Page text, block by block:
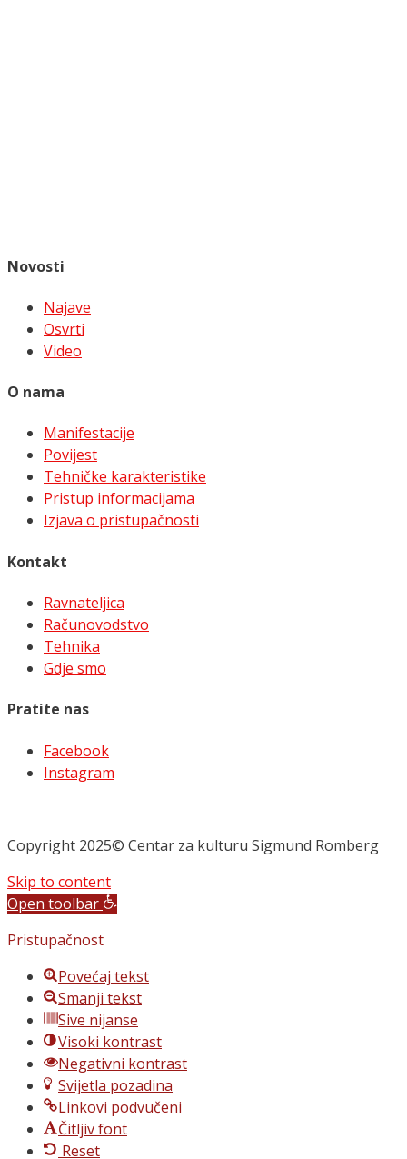
Novosti
Najave
Osvrti
Video
O nama
Manifestacije
Povijest
Tehničke karakteristike
Pristup informacijama
Izjava o pristupačnosti
Kontakt
Ravnateljica
Računovodstvo
Tehnika
Gdje smo
Pratite nas
Facebook
Instagram
Copyright 2025© Centar za kulturu Sigmund Romberg
Skip to content
Open toolbar
Pristupačnost
Povećaj tekst
Smanji tekst
Sive nijanse
Visoki kontrast
Negativni kontrast
Svijetla pozadina
Linkovi podvučeni
Čitljiv font
Reset